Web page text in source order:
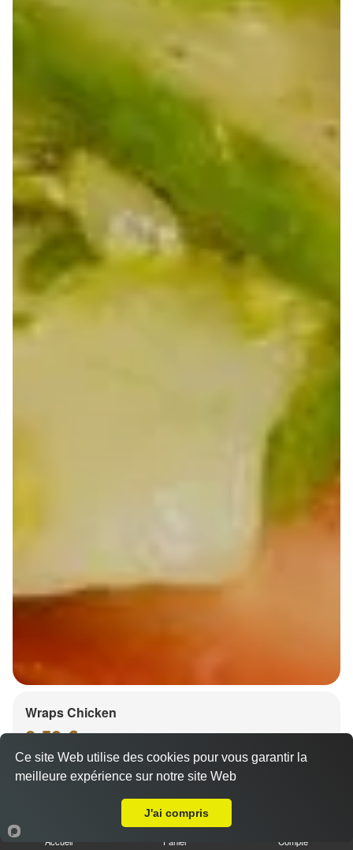
Wraps Chicken
8.50 €
Accueil Panier Compte
Ce site Web utilise des cookies pour vous garantir la
meilleure expérience sur notre site Web
J'ai compris